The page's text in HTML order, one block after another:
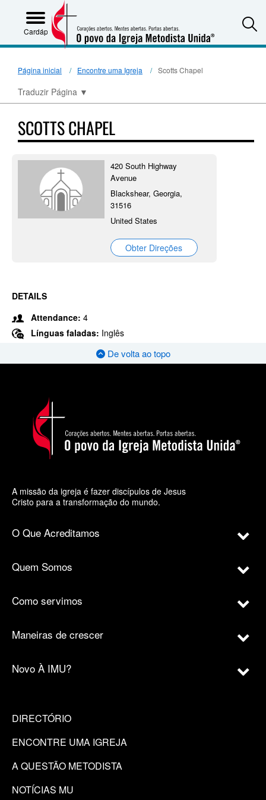
Cardápio
Página inicial Encontre uma Igreja Scotts Chapel
Traduzir Página ▼
SCOTTS CHAPEL
420 South Highway
Avenue
Blackshear, Georgia,
31516
United States
Obter Direções
DETAILS
Attendance: 4
Línguas faladas: Inglês
De volta ao topo
A missão da igreja é fazer discípulos de Jesus
Cristo para a transformação do mundo.
O Que Acreditamos
Quem Somos
Como servimos
Maneiras de crescer
Novo À IMU?
DIRECTÓRIO
ENCONTRE UMA IGREJA
A QUESTÃO METODISTA
NOTÍCIAS MU